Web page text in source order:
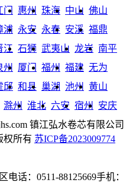
门 惠州 珠海 中山 佛山
浦 永安 永春 安溪 福鼎
江 石狮 武夷山 龙岩 南平
州 厦门 福州 福建 无为
邱 和县 巢湖 池州
黄山
滁州 淮北 六安 宿州
安庆
镇江弘水卷芯有限公司
权所有 苏ICP备2023009774
电话：0511-88125669手机：